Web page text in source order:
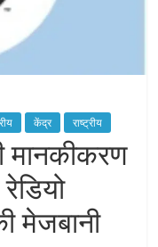
केंद्र राष्ट्रीय
मानकीकरण
मेजबानी